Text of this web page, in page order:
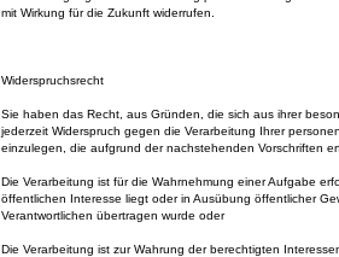
mit Wirkung für die Zukunft widerrufen.
Widerspruchsrecht
Sie haben das Recht, aus Gründen, die sich aus ihrer
jederzeit Widerspruch gegen die Verarbeitung Ihrer
einzulegen, die aufgrund der nachstehenden Vorschriften
Die Verarbeitung ist für die Wahrnehmung einer Aufgabe
öffentlichen Interesse liegt oder in Ausübung öffentlicher
Verantwortlichen übertragen wurde oder
Die Verarbeitung ist zur Wahrung der berechtigten